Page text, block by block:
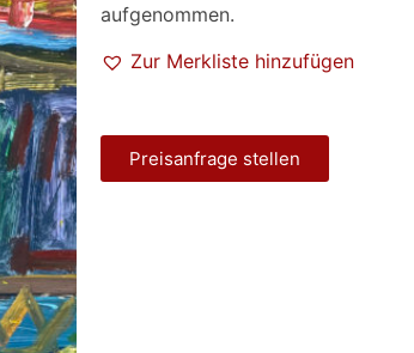
aufgenommen.
Zur Merkliste hinzufügen
Preisanfrage stellen